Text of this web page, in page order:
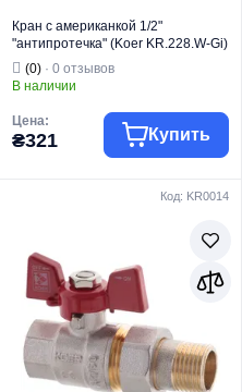
Кран с американкой 1/2"
"антипротечка" (Koer KR.228.W-Gi)
угловой белый (KR0195)
(0)· 0 отзывов
В наличии
Цена:
₴321 Купить
Краны шаровые
Вид изделия
"Американка"
Назначение
Для воды
Код: KR0014